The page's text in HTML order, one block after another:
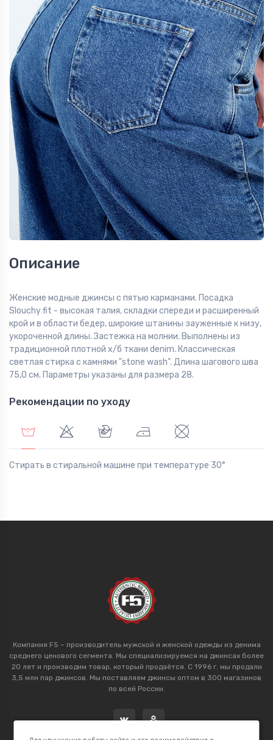
Описание
Женские модные джинсы с пятью карманами. Посадка
Slouchy fit - высокая талия, складки спереди и расширенный
крой и в области бедер, широкие штанины зауженные к низу,
укороченной длины. Застежка на молнии. Выполнены из
традиционной плотной х/б ткани denim. Классическая
светлая стирка с камнями "stone wash". Длина шагового шва
75,0 см. Параметры указаны для размера 28.
Рекомендации по уходу
Стирать в стиральной машине при температуре 30°
Компания F5 – производитель мужской и женской одежды из денима
среднего ценового сегмента. Мы специализируемся на джинсах более
20 лет и производим товар, который продаётся. С 1996 г. мы продали
3,5 млн пар джинсов. Мы поставляем джинсы оптом в 300 магазинов
по всей России.